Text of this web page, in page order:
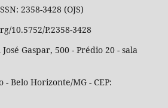
2358-3428 (OJS)
10.5752/P.2358-3428
Gaspar, 500 - Prédio 20 - sala
- Belo Horizonte/MG - CEP: